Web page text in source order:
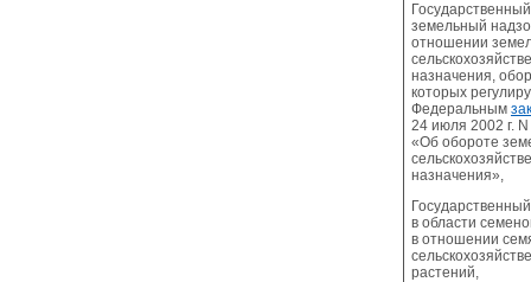
Государственный
земельный
отношении
назначения,
которых
Федеральным
24 июля 2002 г.
«Об обороте
назначения»,
в области
в отношении
растений,